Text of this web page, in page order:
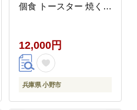
個食 トースター 焼くだ
やつ チーズ 明太子 ソ
ース 博多明太子 使用
フランス パン ピザ 石
窯工房 日本ハム
12,000円
兵庫県 小野市